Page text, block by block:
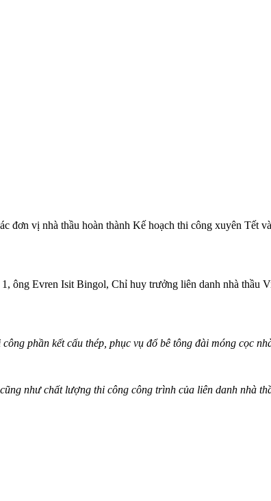
vị nhà thầu hoàn thành Kế hoạch thi công xuyên Tết
ông Evren Isit Bingol, Chỉ huy trưởng liên danh nhà thầu
phần kết cấu thép, phục vụ đổ bê tông đài móng cọc
như chất lượng thi công công trình của liên danh nhà